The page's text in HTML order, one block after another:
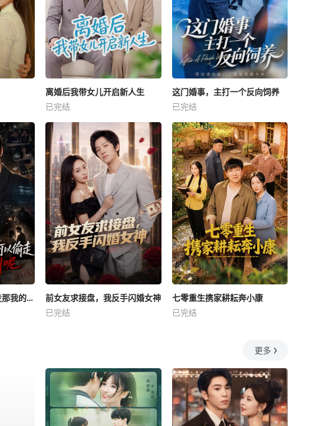
离婚后我带女儿开启新人生
已完结
这门婚事，主打一个反向饲养
已完结
我不装了身份可以偷走那我的病例呢
前女友求接盘，我反手闪婚女神
已完结
七零重生携家耕耘奔小康
已完结
更多